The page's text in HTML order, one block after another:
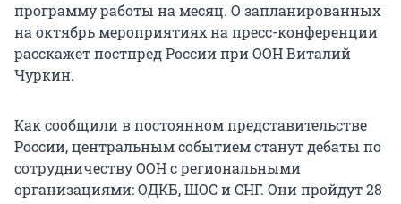
программу работы на месяц. О запланированных
на октябрь мероприятиях на пресс-конференции
расскажет постпред России при ООН Виталий
Чуркин.
Как сообщили в постоянном представительстве
России, центральным событием станут дебаты по
сотрудничеству ООН с региональными
организациями: ОДКБ, ШОС и СНГ. Они пройдут 28